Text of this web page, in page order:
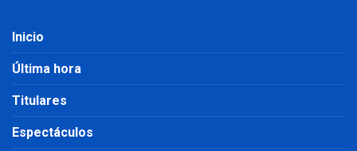
Inicio
Última hora
Titulares
Espectáculos